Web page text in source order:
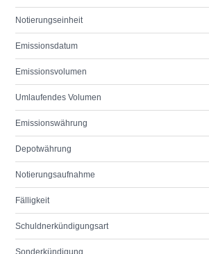
Notierungseinheit
Emissionsdatum
Emissionsvolumen
Umlaufendes Volumen
Emissionswährung
Depotwährung
Notierungsaufnahme
Fälligkeit
Schuldnerkündigungsart
Sonderkündigung